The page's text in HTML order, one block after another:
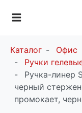
Каталог Офис
Ручки
Ручка-линер
черный
промокает,